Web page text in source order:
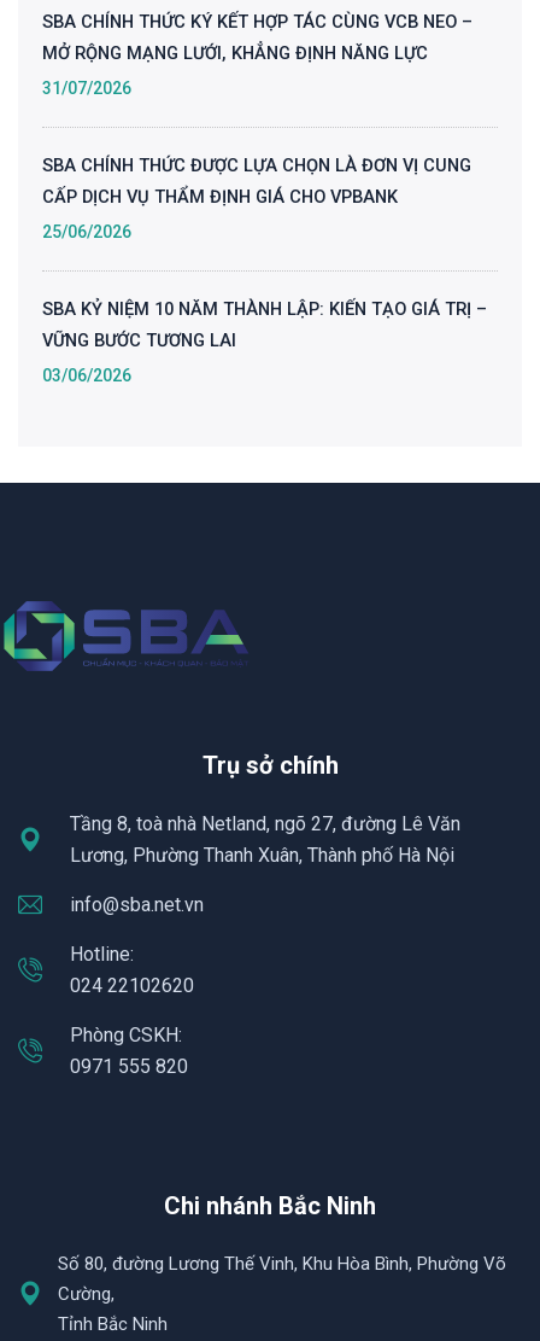
SBA CHÍNH THỨC KÝ KẾT HỢP TÁC CÙNG VCB NEO –
MỞ RỘNG MẠNG LƯỚI, KHẲNG ĐỊNH NĂNG LỰC
31/07/2026
SBA CHÍNH THỨC ĐƯỢC LỰA CHỌN LÀ ĐƠN VỊ CUNG
CẤP DỊCH VỤ THẨM ĐỊNH GIÁ CHO VPBANK
25/06/2026
SBA KỶ NIỆM 10 NĂM THÀNH LẬP: KIẾN TẠO GIÁ TRỊ –
VỮNG BƯỚC TƯƠNG LAI
03/06/2026
Trụ sở chính
Tầng 8, toà nhà Netland, ngõ 27, đường Lê Văn
Lương, Phường Thanh Xuân, Thành phố Hà Nội
info@sba.net.vn
Hotline:
024 22102620
Phòng CSKH:
0971 555 820
Chi nhánh Bắc Ninh
Số 80, đường Lương Thế Vinh, Khu Hòa Bình, Phường Võ
Cường,
Tỉnh Bắc Ninh